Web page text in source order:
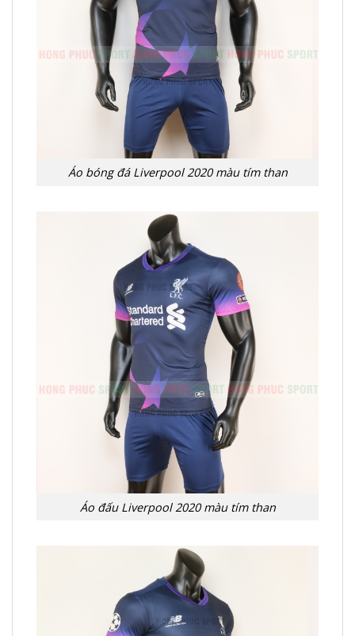
Áo bóng đá Liverpool 2020 màu tím than
Áo đấu Liverpool 2020 màu tím than